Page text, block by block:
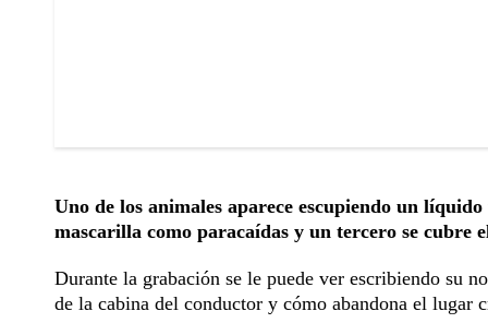
Uno de los animales aparece escupiendo un
mascarilla como paracaídas y un tercero se cubre
Durante la grabación se le puede ver escribiendo su
de la cabina del conductor y cómo abandona el lugar